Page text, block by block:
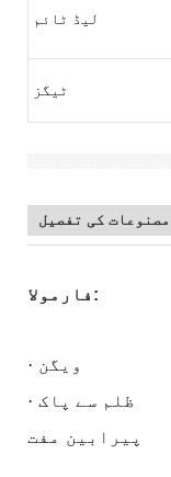
لیڈ ٹائم
ٹیگز
مصنوعات کی تفصیل
فارمولا:
· ویگن
· ظلم سے پاک
پیرابین مفت